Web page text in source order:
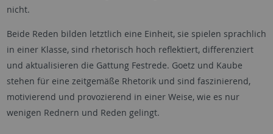
nicht.
Beide Reden bilden letztlich eine Einheit, sie spielen sprachlich
in einer Klasse, sind rhetorisch hoch reflektiert, differenziert
und aktualisieren die Gattung Festrede. Goetz und Kaube
stehen für eine zeitgemäße Rhetorik und sind faszinierend,
motivierend und provozierend in einer Weise, wie es nur
wenigen Rednern und Reden gelingt.